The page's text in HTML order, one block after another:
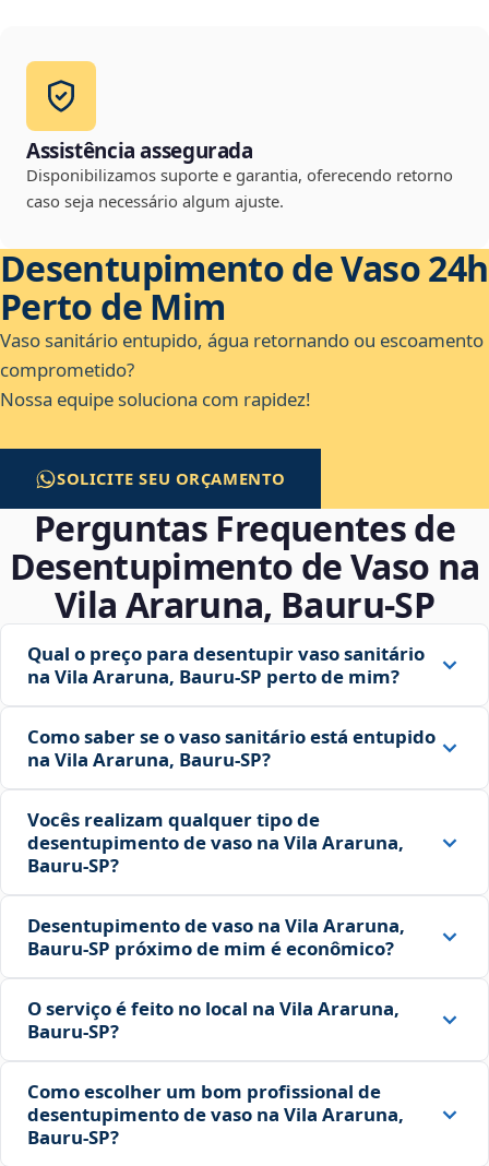
Assistência assegurada
Disponibilizamos suporte e garantia, oferecendo retorno
caso seja necessário algum ajuste.
Desentupimento de Vaso 24h
Perto de Mim
Vaso sanitário entupido, água retornando ou escoamento
comprometido?
Nossa equipe soluciona com rapidez!
SOLICITE SEU ORÇAMENTO
Perguntas Frequentes de
Desentupimento de Vaso na
Vila Araruna, Bauru‑SP
Qual o preço para desentupir vaso sanitário
na Vila Araruna, Bauru‑SP perto de mim?
Como saber se o vaso sanitário está entupido
na Vila Araruna, Bauru‑SP?
Vocês realizam qualquer tipo de
desentupimento de vaso na Vila Araruna,
Bauru‑SP?
Desentupimento de vaso na Vila Araruna,
Bauru‑SP próximo de mim é econômico?
O serviço é feito no local na Vila Araruna,
Bauru‑SP?
Como escolher um bom profissional de
desentupimento de vaso na Vila Araruna,
Bauru‑SP?